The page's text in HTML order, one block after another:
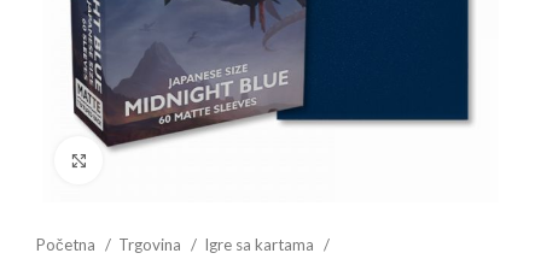
Početna Trgovina
Igre sa kartama